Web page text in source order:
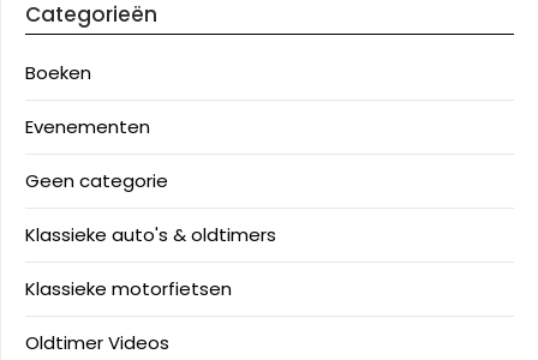
Categorieën
Boeken
Evenementen
Geen categorie
Klassieke auto's & oldtimers
Klassieke motorfietsen
Oldtimer Videos